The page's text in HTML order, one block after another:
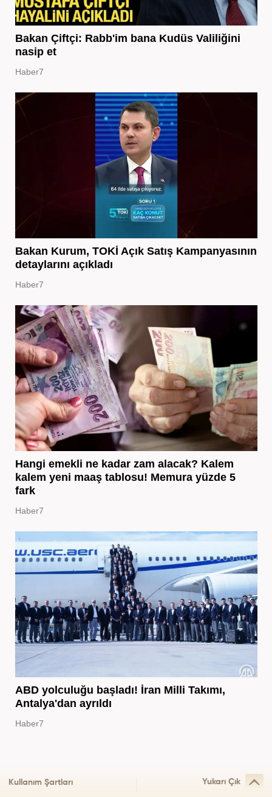
Bakan Çiftçi: Rabb'im bana Kudüs Valiliğini
nasip et
Haber7
Bakan Kurum, TOKİ Açık Satış Kampanyasının
detaylarını açıkladı
Haber7
Hangi emekli ne kadar zam alacak? Kalem
kalem yeni maaş tablosu! Memura yüzde 5
fark
Haber7
ABD yolculuğu başladı! İran Milli Takımı,
Antalya'dan ayrıldı
Haber7
Kullanım Şartları Yukarı Çık